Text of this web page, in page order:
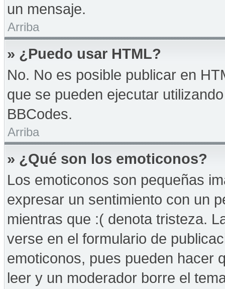
un mensaje.
Arriba
» ¿Puedo usar HTML?
No. No es posible publicar en
que se pueden ejecutar
BBCodes.
Arriba
» ¿Qué son los emoticonos?
Los emoticonos son pequeñas
expresar un sentimiento con un
mientras que :( denota tristeza.
verse en el formulario de
emoticonos, pues pueden hacer
leer y un moderador borre el